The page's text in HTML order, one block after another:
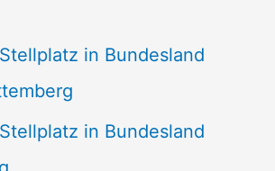
in Bundesland
in Bundesland